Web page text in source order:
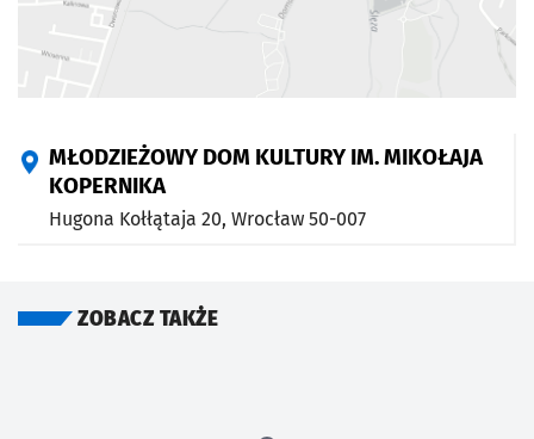
MŁODZIEŻOWY DOM KULTURY IM. MIKOŁAJA
KOPERNIKA
Hugona Kołłątaja 20, Wrocław 50-007
ZOBACZ TAKŻE